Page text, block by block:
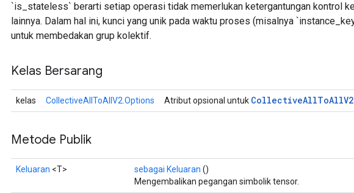
`is_stateless` berarti setiap operasi tidak memerlukan ketergantungan kontrol
lainnya. Dalam hal ini, kunci yang unik pada waktu proses (misalnya
untuk membedakan grup kolektif.
Kelas Bersarang
kelas CollectiveAllToAllV2.Options Atribut opsional untuk CollectiveAllToAllV2
Metode Publik
Keluaran <T> sebagai Keluaran ()
Mengembalikan pegangan simbolik tensor.